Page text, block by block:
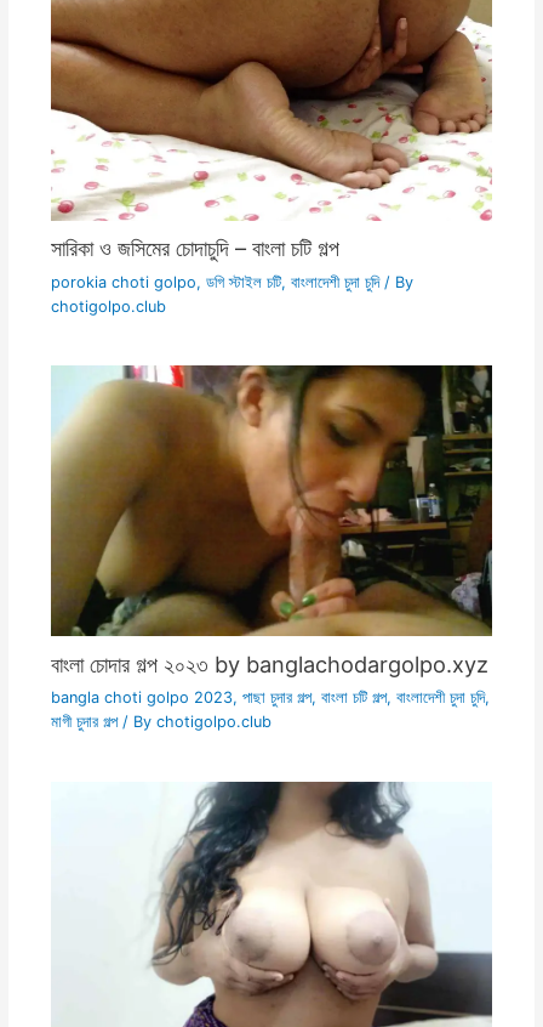
সারিকা ও জসিমের চোদাচুদি – বাংলা চটি গল্প
porokia choti golpo, ডগি স্টাইল চটি, বাংলাদেশী চুদা চুদি/ By
chotigolpo.club
বাংলা চোদার গল্প ২০২৩ by banglachodargolpo.xyz
bangla choti golpo 2023, পাছা চুদার গল্প, বাংলা চটি গল্প, বাংলাদেশী চুদা চুদি,
মাগী চুদার গল্প/ By chotigolpo.club